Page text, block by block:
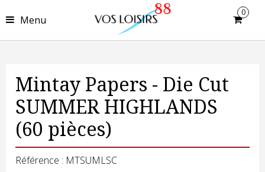
Menu
0
Mintay Papers - Die Cut
SUMMER HIGHLANDS
(60 pièces)
Référence : MTSUMLSC